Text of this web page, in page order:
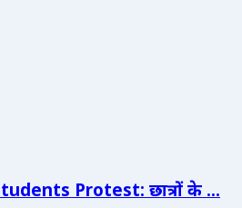
Protest: छात्रों के ...